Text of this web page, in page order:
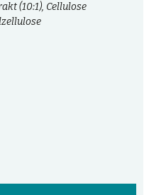
(10:1), Cellulose